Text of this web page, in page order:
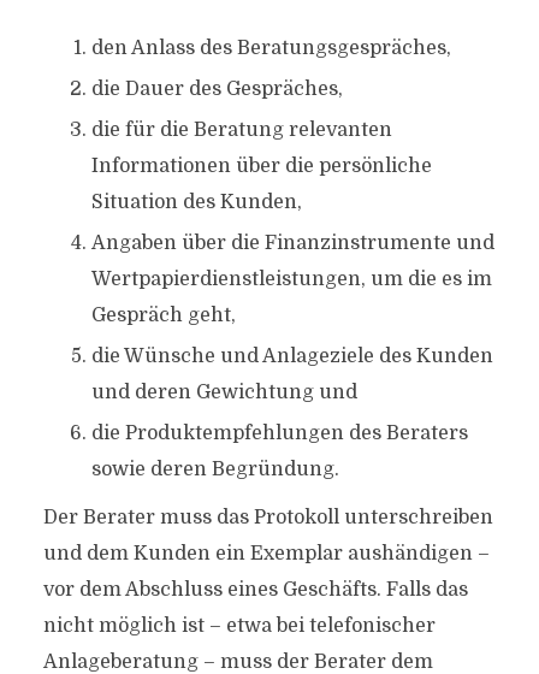
den Anlass des Beratungsgespräches,
die Dauer des Gespräches,
die für die Beratung relevanten
Informationen über die persönliche
Situation des Kunden,
Angaben über die Finanzinstrumente und
Wertpapierdienstleistungen, um die es im
Gespräch geht,
die Wünsche und Anlageziele des Kunden
und deren Gewichtung und
die Produktempfehlungen des Beraters
sowie deren Begründung.
Der Berater muss das Protokoll unterschreiben
und dem Kunden ein Exemplar aushändigen –
vor dem Abschluss eines Geschäfts. Falls das
nicht möglich ist – etwa bei telefonischer
Anlageberatung – muss der Berater dem